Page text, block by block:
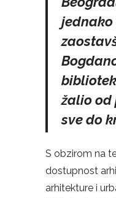
jednako
žalio od
sve do
S obzirom na
dostupnost
arhitekture i